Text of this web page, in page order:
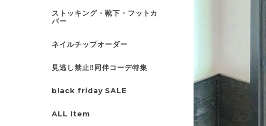
ストッキング・靴下・フットカ
バー
ネイルチップオーダー
見逃し禁止‼同伴コーデ特集
black friday SALE
ALL Item